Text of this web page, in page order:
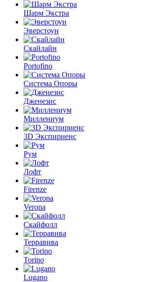
Шарм Экстра
Эверстоун
Скайлайн
Portofino
Система Опоры
Дженезис
Миллениум
3D Экспириенс
Рум
Лофт
Firenze
Verona
Скайфолл
Терравива
Torino
Lugano